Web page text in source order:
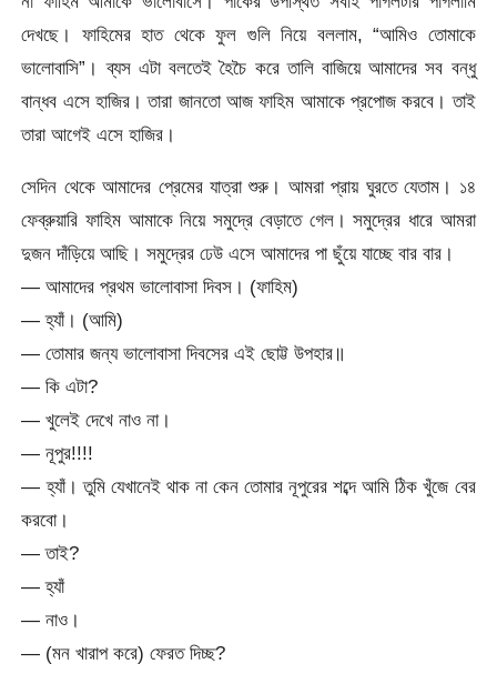
দেখছে। ফাহিমের হাত থেকে ফুল গুলি নিয়ে বললাম, “আমিও তোমাকে
ভালোবাসি”। ব্যস এটা বলতেই হৈচৈ করে তালি বাজিয়ে আমাদের সব বন্ধু
বান্ধব এসে হাজির। তারা জানতো আজ ফাহিম আমাকে প্রপোজ করবে। তাই
তারা আগেই এসে হাজির।
সেদিন থেকে আমাদের প্রেমের যাত্রা শুরু। আমরা প্রায় ঘুরতে যেতাম। ১৪
ফেব্রুয়ারি ফাহিম আমাকে নিয়ে সমুদ্রে বেড়াতে গেল। সমুদ্রের ধারে আমরা
দুজন দাঁড়িয়ে আছি। সমুদ্রের ঢেউ এসে আমাদের পা ছুঁয়ে যাচ্ছে বার বার।
— আমাদের প্রথম ভালোবাসা দিবস। (ফাহিম)
— হ্যাঁ। (আমি)
— তোমার জন্য ভালোবাসা দিবসের এই ছোট্ট উপহার॥
— কি এটা?
— খুলেই দেখে নাও না।
— নূপুর!!!!
— হ্যাঁ। তুমি যেখানেই থাক না কেন তোমার নূপুরের শব্দে আমি ঠিক খুঁজে বের
করবো।
— তাই?
— হ্যাঁ
— নাও।
— (মন খারাপ করে) ফেরত দিচ্ছ?